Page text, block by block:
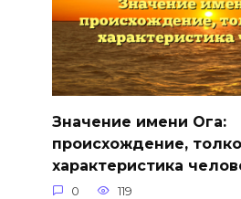
Значение имени Ога:
происхождение,
характеристика
0 119